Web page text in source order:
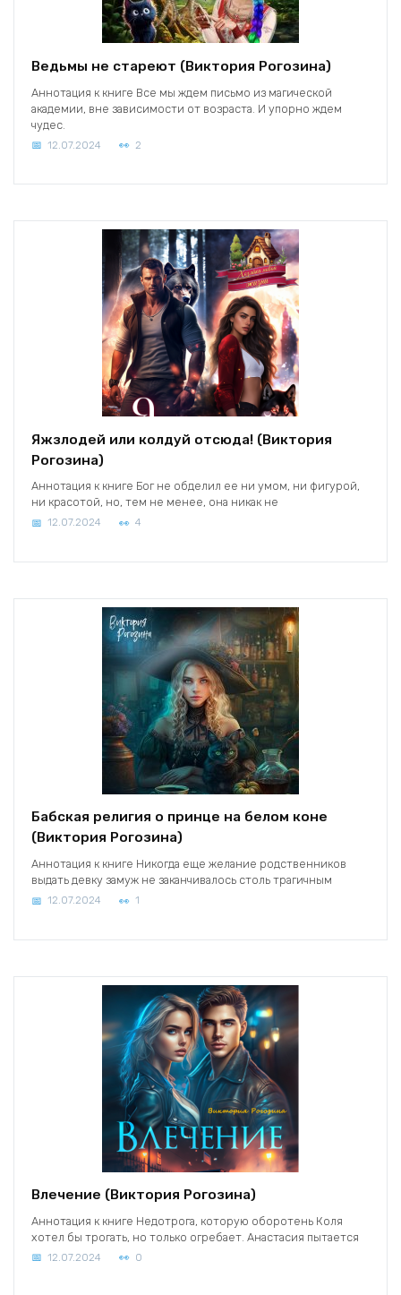
Ведьмы не стареют (Виктория Рогозина)
Аннотация к книге Все мы ждем письмо из магической
академии, вне зависимости от возраста. И упорно ждем
чудес.
12.07.2024 2
Яжзлодей или колдуй отсюда! (Виктория
Рогозина)
Аннотация к книге Бог не обделил ее ни умом, ни фигурой,
ни красотой, но, тем не менее, она никак не
12.07.2024 4
Бабская религия о принце на белом коне
(Виктория Рогозина)
Аннотация к книге Никогда еще желание родственников
выдать девку замуж не заканчивалось столь трагичным
12.07.2024 1
Влечение (Виктория Рогозина)
Аннотация к книге Недотрога, которую оборотень Коля
хотел бы трогать, но только огребает. Анастасия пытается
12.07.2024 0